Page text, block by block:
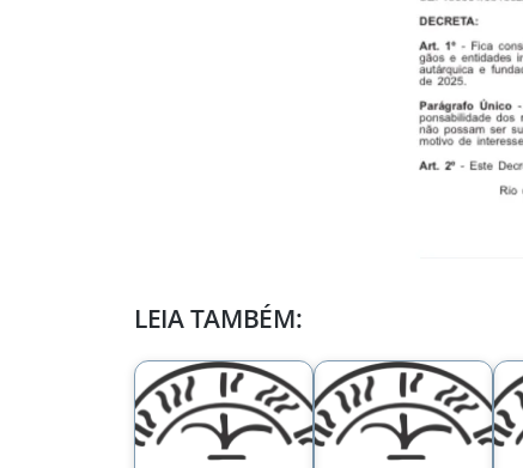
LEIA TAMBÉM: